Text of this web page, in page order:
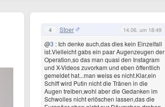
4 Stoer 14.06. um 18:49
@3 : Ich denke auch,das dies kein Einzelfall
ist.Vielleicht gabs ein paar Augenzeugen der
Operation,so das man quasi den Instagram
und X-Videos zuvorkam und eben öffentlich
gemeldet hat...man weiss es nicht.Klar,ein
Schiff wird Putin nicht die Tränen in die
Augen treiben,wohl aber die Gedanken im
Schwolles nicht erlöschen lassen,das die